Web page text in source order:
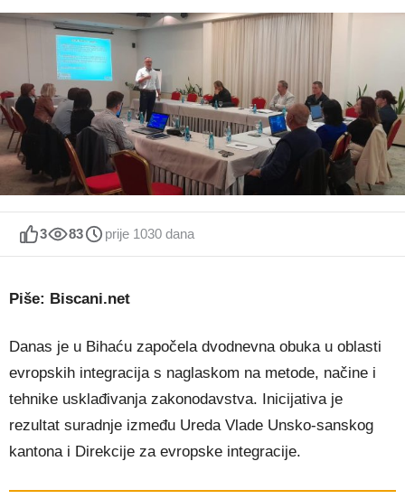
3 83 prije 1030 dana
Piše: Biscani.net
Danas je u Bihaću započela dvodnevna obuka u oblasti
evropskih integracija s naglaskom na metode, načine i
tehnike usklađivanja zakonodavstva. Inicijativa je
rezultat suradnje između Ureda Vlade Unsko-sanskog
kantona i Direkcije za evropske integracije.